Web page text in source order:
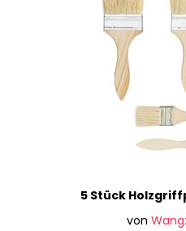
von